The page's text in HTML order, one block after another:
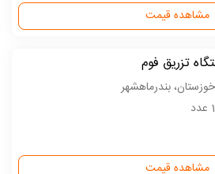
مشاهده قیمت
تزریق فوم
خوزستان، بندرماهشهر
1 عدد
مشاهده قیمت